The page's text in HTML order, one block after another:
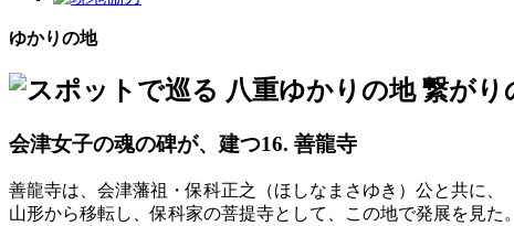
ゆかりの地
会津女子の魂の碑が、建つ16. 善龍寺
善龍寺は、会津藩祖・保科正之（ほしなまさゆき）公と共に、
山形から移転し、保科家の菩提寺として、この地で発展を見た。